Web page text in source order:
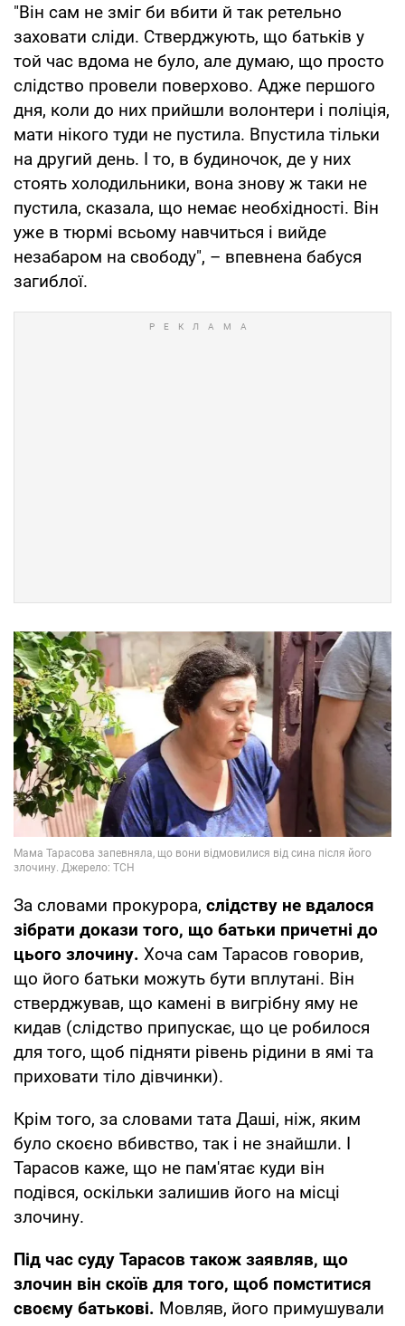
"Він сам не зміг би вбити й так ретельно
заховати сліди. Стверджують, що батьків у
той час вдома не було, але думаю, що просто
слідство провели поверхово. Адже першого
дня, коли до них прийшли волонтери і поліція,
мати нікого туди не пустила. Впустила тільки
на другий день. І то, в будиночок, де у них
стоять холодильники, вона знову ж таки не
пустила, сказала, що немає необхідності. Він
уже в тюрмі всьому навчиться і вийде
незабаром на свободу", – впевнена бабуся
загиблої.
За словами прокурора, слідству не вдалося
зібрати докази того, що батьки причетні до
цього злочину. Хоча сам Тарасов говорив,
що його батьки можуть бути вплутані. Він
стверджував, що камені в вигрібну яму не
кидав (слідство припускає, що це робилося
для того, щоб підняти рівень рідини в ямі та
приховати тіло дівчинки).
Крім того, за словами тата Даші, ніж, яким
було скоєно вбивство, так і не знайшли. І
Тарасов каже, що не пам'ятає куди він
подівся, оскільки залишив його на місці
злочину.
Під час суду Тарасов також заявляв, що
злочин він скоїв для того, щоб помститися
своєму батькові. Мовляв, його примушували